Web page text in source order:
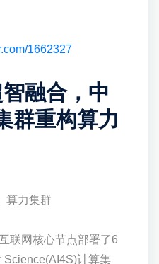
1662327
融合，中
群重构算力
算力集群
联网核心节点部署了6
Science(AI4S)计算集